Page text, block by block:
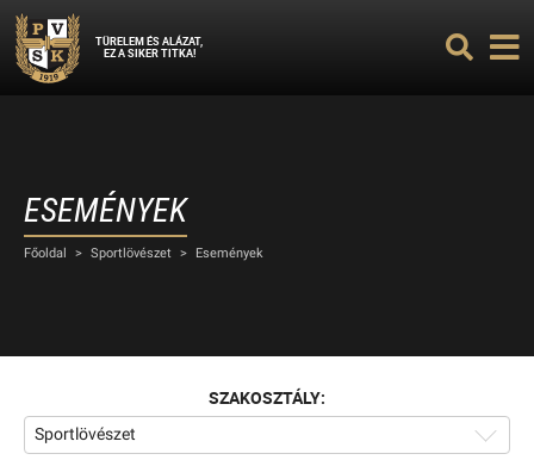
TÜRELEM ÉS ALÁZAT,
EZ A SIKER TITKA!
ESEMÉNYEK
Főoldal > Sportlövészet > Események
SZAKOSZTÁLY:
Sportlövészet